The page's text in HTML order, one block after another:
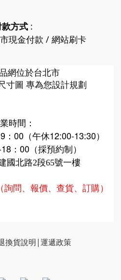
方式 :
現金付款 / 網站刷卡
網位於台北市
寸圖 專為您設計規劃
時間：
00（午休12:00-13:30）
：00（採預約制）
國北路2段65號一樓
（詢問、報價、查貨、訂購）
換貨說明|運遞政策